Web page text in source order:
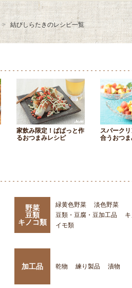
結びしらたきのレシピ一覧
家飲み限定！ぱぱっと作
るおつまみレシピ
スパーク
合うおつ
野菜
豆類
キノコ類
緑黄色野菜
淡色野菜
豆類・豆腐・豆加工品
イモ類
加工品 乾物 練り製品 漬物